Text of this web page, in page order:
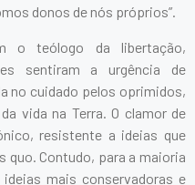
donos de nós próprios”.
o teólogo da libertação,
sentiram a urgência de
no cuidado pelos oprimidos,
vida na Terra. O clamor de
resistente a ideias que
Contudo, para a maioria
mais conservadoras e